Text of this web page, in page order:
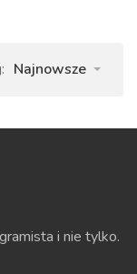
Najnowsze
i nie tylko.